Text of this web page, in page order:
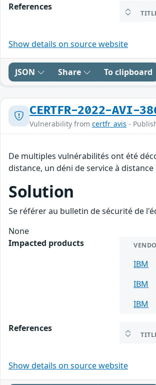
References
Show details on source website
JSON Share To clipboard
CERTFR-2022-AVI-
Vulnerability from certfr_avis -
De multiples vulnérabilités ont été
distance, un déni de service à
Solution
Se référer au bulletin de sécurité de
None
Impacted products
IBM
IBM
IBM
References
Show details on source website